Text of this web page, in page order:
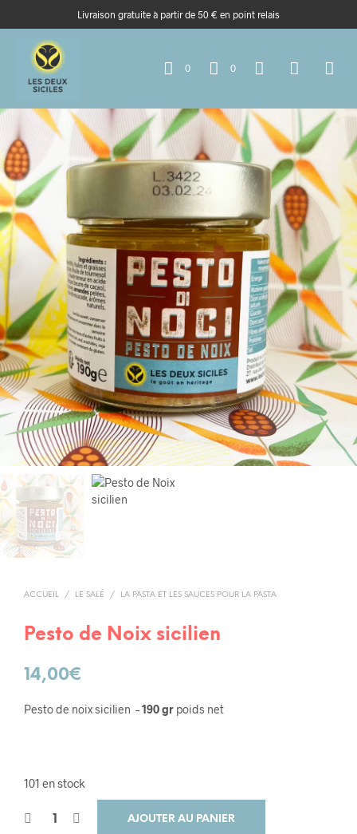
Livraison gratuite à partir de 50 € en point relais
0 0
ACCUEIL / LE SALÉ / LA PASTA ET LES SAUCES POUR LA PASTA
Pesto de Noix sicilien
14,00€
Pesto de noix sicilien –190 gr poids net
101 en stock
AJOUTER AU PANIER